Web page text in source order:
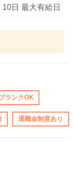
日 最大有給日
ランクOK
退職金制度あり